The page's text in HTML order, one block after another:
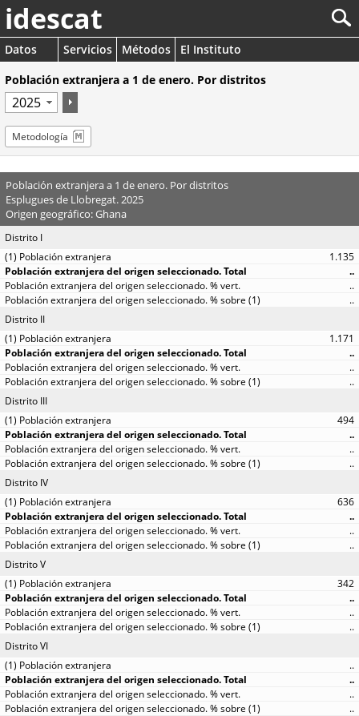
idescat
Datos Servicios Métodos
El Instituto
Población extranjera a 1 de enero. Por distritos
Metodología
Población extranjera a 1 de enero. Por distritos
Esplugues de Llobregat. 2025
Origen geográfico: Ghana
Distrito I
1.135
..
..
..
Distrito II
1.171
..
..
..
Distrito III
494
..
..
..
Distrito IV
636
..
..
..
Distrito V
342
..
..
..
Distrito VI
..
..
..
..